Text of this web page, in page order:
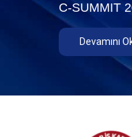
C-SUMMIT
Devamını